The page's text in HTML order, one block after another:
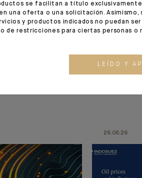
26.06.26
se facilitan a título
una oferta o una solicitación. Asimismo,
y productos indicados no puedan
de restricciones para ciertas personas o
LEÍDO Y